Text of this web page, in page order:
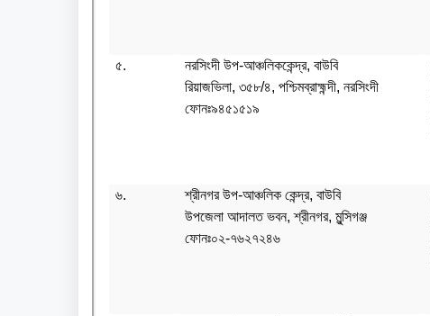
৫.
নরসিংদী উপ-আঞ্চলিককেন্দ্র, বাউবি
রিয়াজভিলা, ৩৫৮/৪, পশ্চিমব্রাহ্মন্দী, নরসিংদী
ফোনঃ৯৪৫১৫১৯
৬.
শ্রীনগর উপ-আঞ্চলিক কেন্দ্র, বাউবি
উপজেলা আদালত ভবন, শ্রীনগর, মুন্সিগঞ্জ
ফোনঃ০২-৭৬২৭২৪৬